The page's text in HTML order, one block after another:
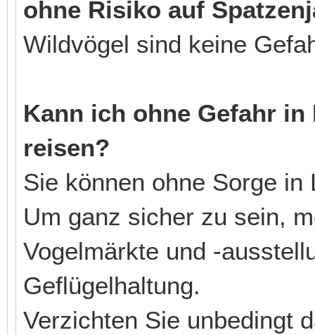
ohne Risiko auf
Wildvögel sind keine
Kann ich ohne Gefahr
reisen?
Sie können ohne Sorge
Um ganz sicher zu sein,
Vogelmärkte und -
Geflügelhaltung.
Verzichten Sie unbedingt